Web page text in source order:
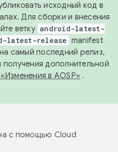
исходный код в
Для сборки и внесения
ветку android-latest-
latest-release manifest
самый последний релиз,
дополнительной
в AOSP» .
с помощью Cloud